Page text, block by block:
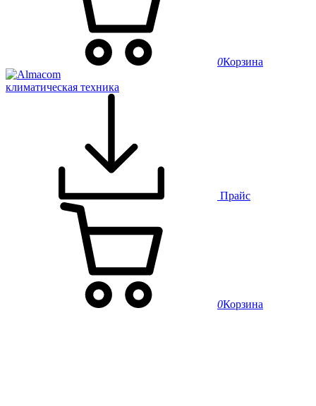
0Корзина
климатическая техника
Прайс
0Корзина